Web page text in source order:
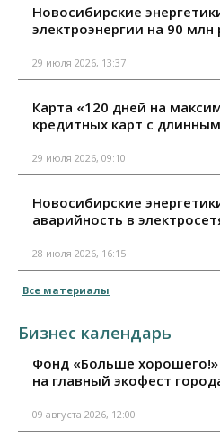
Новосибирские
электроэнергии на 90 млн
29 июля 2026, 13:37
Карта «120 дней на
кредитных карт с
29 июля 2026, 09:10
Новосибирские
аварийность в
28 июля 2026, 16:15
Все материалы
Бизнес календарь
Фонд «Больше
на главный экофест
09 августа 2026, 12:00